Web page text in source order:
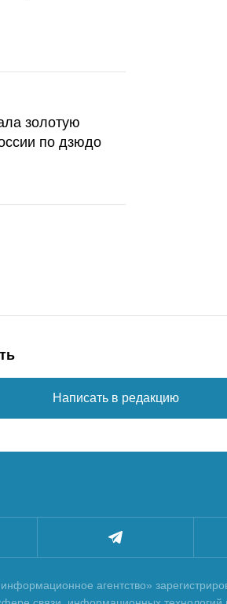
золотую
по дзюдо
Написать в редакцию
агентство»